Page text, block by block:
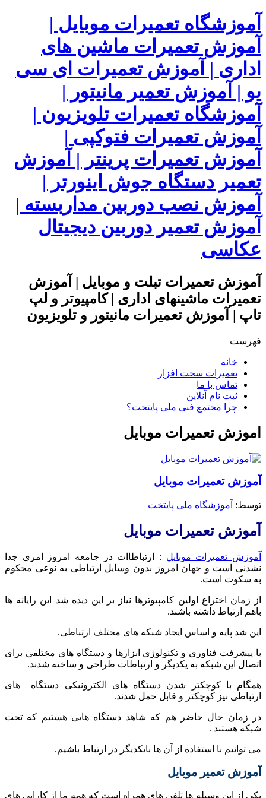
آموزشگاه تعمیرات موبایل |
آموزش تعمیرات ماشین های
اداری | آموزش تعمیرات ای سی
یو | آموزش تعمیر مانیتور |
آموزشگاه تعمیرات تلویزیون |
آموزش تعمیرات فتوکپی |
آموزش تعمیرات پرینتر | آموزش
تعمیر دستگاه جوش اینورتر |
آموزش نصب دوربین مداربسته |
آموزش تعمیر دوربین دیجیتال
عکاسی
آموزش تعمیرات تبلت و موبایل | آموزش
تعمیرات ماشینهای اداری | کامپیوتر و لپ
تاپ | آموزش تعمیرات مانیتور و تلویزیون
فهرست
خانه
تعمیرات سخت افزار
تماس با ما
ثبت نام آنلاین
چرا مجتمع فنی ملی پایتخت؟
اموزش تعمیرات موبایل
آموزش تعمیرات موبایل
توسط: ‪ آموزشگاه ملی پایتخت
آموزش تعمیرات موبایل
آموزش تعمیرات موبایل : ارتباطاات در جامعه امروز امری جدا
نشدنی است و جهان امروز بدون وسایل ارتباطی به نوعی محکوم
به سکوت است.
از زمان اختراع اولین کامپیوترها نیاز بر این دیده شد این رایانه ها
باهم ارتباط داشته باشند.
این شد پایه و اساس ایجاد شبکه های مختلف ارتباطی.
با پیشرفت فناوری و تکنولوژی ابزارها و دستگاه های مختلفی برای
اتصال این شبکه به یکدیگر و ارتباطات طراحی و ساخته شدند.
همگام با کوچکتر شدن دستگاه های الکترونیکی دستگاه های
ارتباطی نیز کوچکتر و قابل حمل شدند.
در زمان حال حاضر هم که شاهد دستگاه هایی هستیم که تحت
شبکه هستند .
می توانیم با استفاده از آن ها بایکدیگر در ارتباط باشیم.
آموزش تعمیر موبایل
یکی از این وسیله ها تلفن های همراه است که همه ما از کارایی های